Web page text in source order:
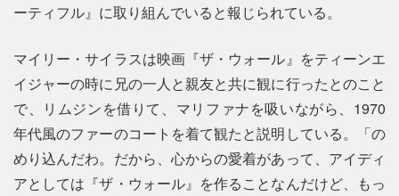
ーティフル』に取り組んでいると報じられている。
マイリー・サイラスは映画『ザ・ウォール』をティーンエ
イジャーの時に兄の一人と親友と共に観に行ったとのこと
で、リムジンを借りて、マリファナを吸いながら、1970
年代風のファーのコートを着て観たと説明している。「の
めり込んだわ。だから、心からの愛着があって、アイディ
アとしては『ザ・ウォール』を作ることなんだけど、もっ